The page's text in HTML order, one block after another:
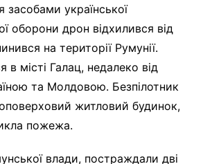
засобами української
оборони дрон відхилився від
на території Румунії.
в місті Галац, недалеко від
та Молдовою. Безпілотник
житловий будинок,
пожежа.
влади, постраждали дві